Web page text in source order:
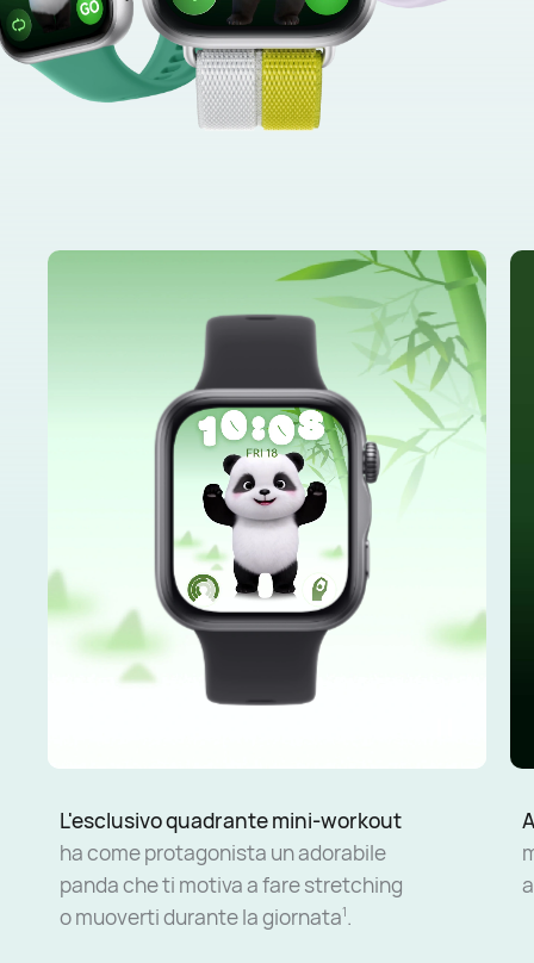
L'esclusivo quadrante mini-workout
ha come protagonista un adorabile
panda che ti motiva a fare stretching
o muoverti durante la giornata1.